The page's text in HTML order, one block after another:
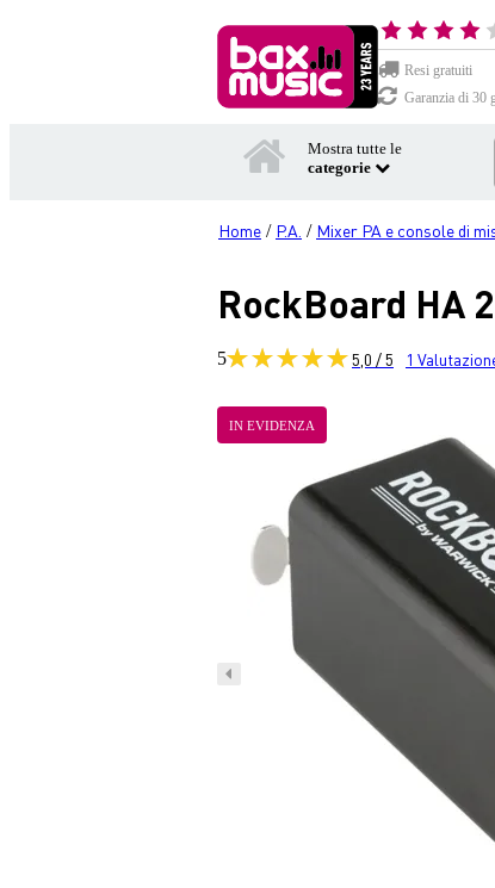
Resi gratuiti
Garanzia di 30
Mostra tutte le
categorie
Home / P.A. / Mixer PA e console di
RockBoard HA
5 5,0 / 5 1
IN EVIDENZA